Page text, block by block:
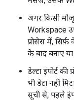
अगर किसी
Workspace
प्रोसेस में,
के बाद बनाए
डेल्टा इंपोर्ट
भी डेटा नहीं
सूची से, पहले